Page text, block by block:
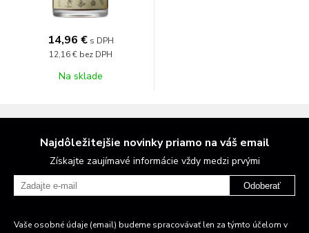
14,96 € s DPH
12,16 € bez DPH
Na sklade
Najdôležitejšie novinky priamo na váš email
Získajte zaujímavé informácie vždy medzi prvými
Odoberať
Vaše osobné údaje (email) budeme spracovávať len za týmto účelom v